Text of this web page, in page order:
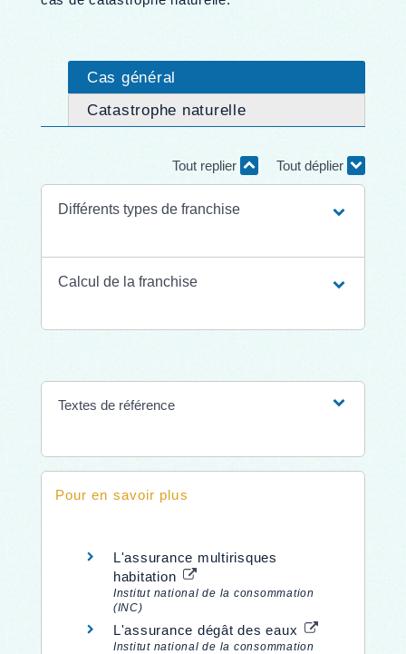
Cas général
Catastrophe naturelle
Tout replier Tout déplier
Différents types de franchise
Calcul de la franchise
Textes de référence
Pour en savoir plus
L'assurance multirisques
habitation
Institut national de la consommation
(INC)
L'assurance dégât des eaux
Institut national de la consommation